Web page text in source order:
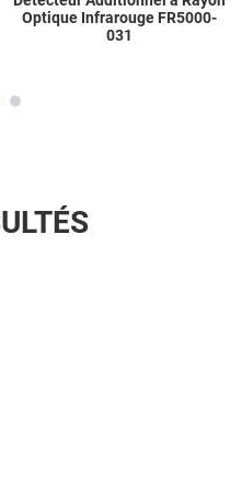
Optique Infrarouge FR5000-
031